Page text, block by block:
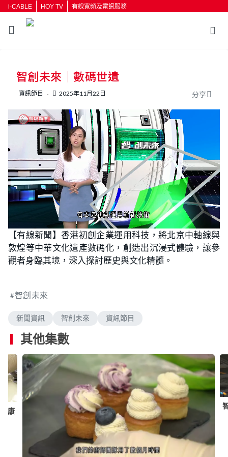
i-CABLE HOY TV 有線寬頻及電訊服務
按輸入鍵開始搜尋
智創未來｜數碼世遺
資訊節目 2025年11月22日 分享
n
m
t
e
L
o
a
d
e
d
:
2
【有線新聞】香港初創企業運用科技，將北京中軸線與
敦煌等中華文化遺產數碼化，創造出沉浸式體驗，讓參
觀者身臨其境，深入探討歷史與文化精髓。
智創未來
新聞資訊 智創未來 資訊節目
其他集數
康